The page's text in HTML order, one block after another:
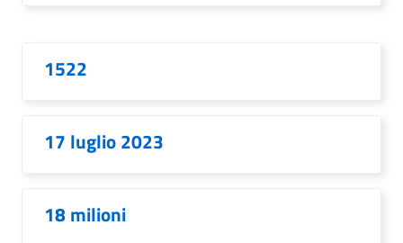
1522
17 luglio 2023
18 milioni